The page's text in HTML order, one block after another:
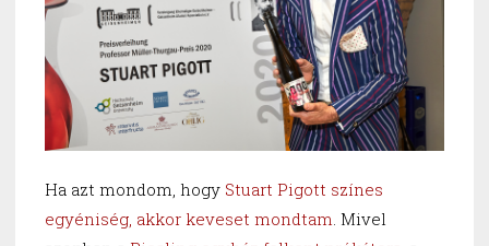
Ha azt mondom, hogy Stuart Pigott színes
egyéniség, akkor keveset mondtam. Mivel